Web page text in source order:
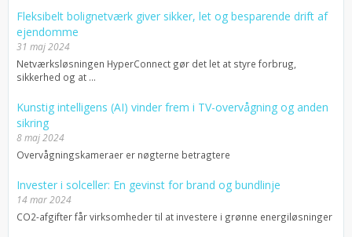
Fleksibelt bolignetværk giver sikker, let og besparende drift af
ejendomme
31 maj 2024
Netværksløsningen HyperConnect gør det let at styre forbrug,
sikkerhed og at ...
Kunstig intelligens (AI) vinder frem i TV-overvågning og anden
sikring
8 maj 2024
Overvågningskameraer er nøgterne betragtere
Invester i solceller: En gevinst for brand og bundlinje
14 mar 2024
CO2-afgifter får virksomheder til at investere i grønne energiløsninger